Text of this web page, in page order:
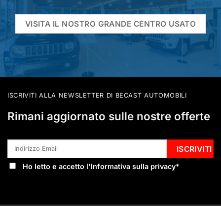
VISITA IL NOSTRO GRANDE CENTRO USATO
ISCRIVITI ALLA NEWSLETTER DI BECAST AUTOMOBILI
Rimani aggiornato sulle nostre offerte
Ho letto e accetto l'Informativa sulla privacy*